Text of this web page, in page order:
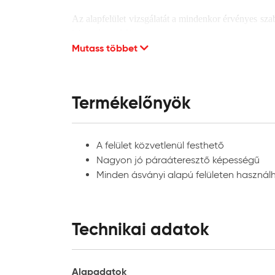
Az alapfelület vizsgálatát a mindenkor érvényes
már ne adjunk száraz anyagot hozzá
rétegben hordjuk fel és felületi simítóval vagy
felület érdekében a Baumit FinoBrilliant vagy
termékeK tervezett felhasználási célra való
Mutass többet
Termékelőnyök
A felület közvetlenül festhető
Nagyon jó páraáteresztő képességű
Minden ásványi alapú felületen
Technikai adatok
Alapadatok